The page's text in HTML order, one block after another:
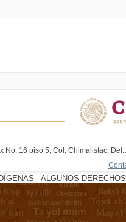
No. 16 piso 5, Col. Chimalistac,
- ALGUNOS